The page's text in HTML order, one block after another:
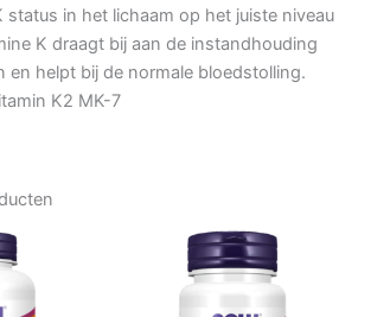
status in het lichaam op het juiste niveau
K draagt bij aan de instandhouding
en helpt bij de normale bloedstolling.
K2 MK-7